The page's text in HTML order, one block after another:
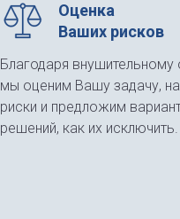
Оценка
Ваших рисков
Благодаря внушительному
мы оценим Вашу задачу,
риски и предложим
решений, как их исключить.